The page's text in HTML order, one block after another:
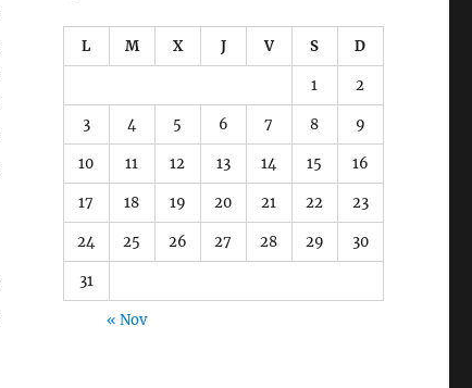
L M X J V S D
1 2
3 4 5 6 7 8 9
10 11 12 13 14 15 16
17 18 19 20 21 22 23
24 25 26 27 28 29 30
31
« Nov